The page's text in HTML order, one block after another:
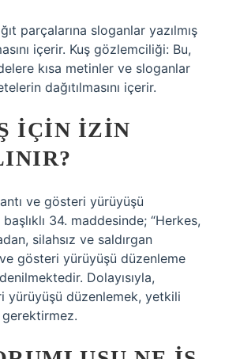
parçalarına sloganlar yazılmış
içerir. Kuş gözlemciliği: Bu,
kısa metinler ve sloganlar
dağıtılmasını içerir.
IÇIN IZIN
ve gösteri yürüyüşü
34. maddesinde; “Herkes,
silahsız ve saldırgan
gösteri yürüyüşü düzenleme
Dolayısıyla,
yürüyüşü düzenlemek, yetkili
gerektirmez.